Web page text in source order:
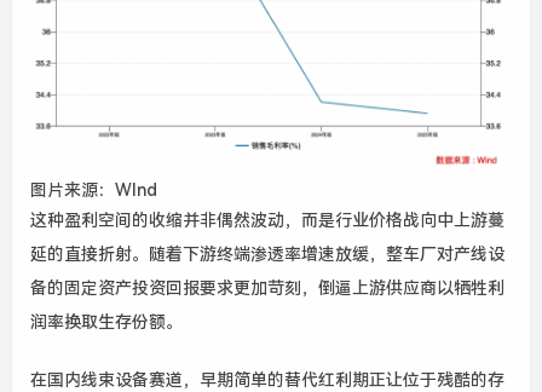
图片来源：WInd
这种盈利空间的收缩并非偶然波动，而是行业价格战向中上游蔓
延的直接折射。随着下游终端渗透率增速放缓，整车厂对产线设
备的固定资产投资回报要求更加苛刻，倒逼上游供应商以牺牲利
润率换取生存份额。
在国内线束设备赛道，早期简单的替代红利期正让位于残酷的存